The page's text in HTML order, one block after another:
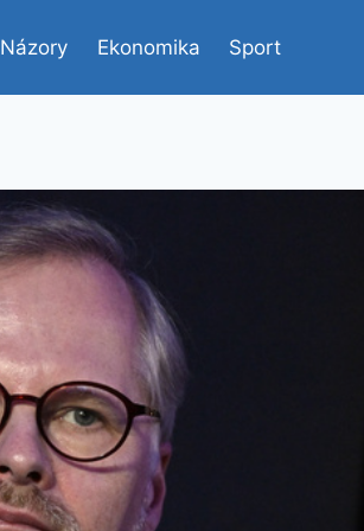
Názory Ekonomika Sport